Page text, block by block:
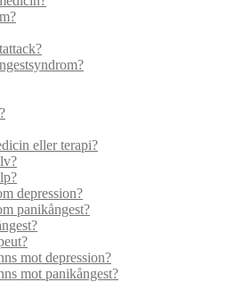
eller terapi?
depression?
panikångest?
mot depression?
mot panikångest?